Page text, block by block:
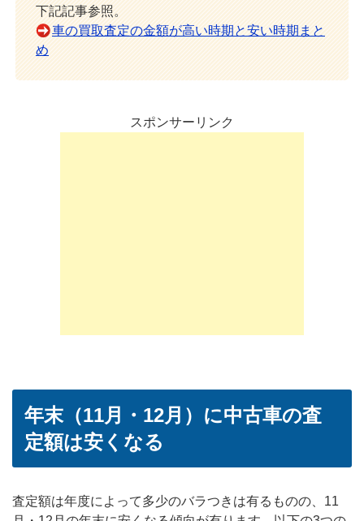
下記記事参照。
車の買取査定の金額が高い時期と安い時期まと
め
スポンサーリンク
年末（11月・12月）に中古車の査
定額は安くなる
査定額は年度によって多少のバラつきは有るものの、11